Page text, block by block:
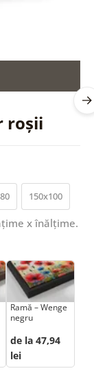
roșii
150x100
x înălțime.
Ramă – Wenge
negru
de la 47,94
lei